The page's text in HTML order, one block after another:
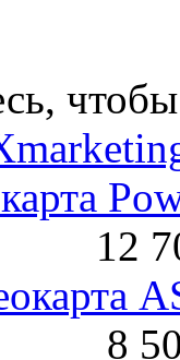
12
8